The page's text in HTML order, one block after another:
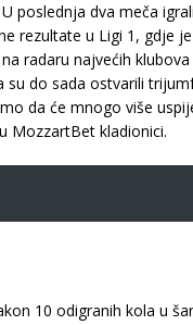
poslednja dva meča
rezultate u Ligi 1, gdje
radaru najvećih klubova
su do sada ostvarili
da će mnogo više
MozzartBet kladionici.
10 odigranih kola u